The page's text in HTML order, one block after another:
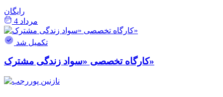
رایگان
مرداد 4
تکمیل شد
کارگاه تخصصی «سواد زندگی مشترک»